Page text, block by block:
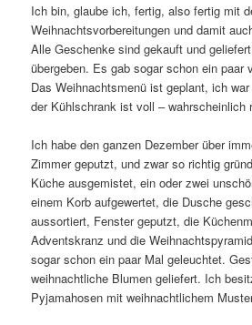
Ich bin, glaube ich, fertig, also fertig mit
Weihnachtsvorbereitungen und damit
Alle Geschenke sind gekauft und
übergeben. Es gab sogar schon ein paar
Das Weihnachtsmenü ist geplant, ich
der Kühlschrank ist voll – wahrscheinlich
Ich habe den ganzen Dezember über
Zimmer geputzt, und zwar so richtig
Küche ausgemistet, ein oder zwei
einem Korb aufgewertet, die Dusche
aussortiert, Fenster geputzt, die
Adventskranz und die
sogar schon ein paar Mal geleuchtet.
weihnachtliche Blumen geliefert. Ich
Pyjamahosen mit weihnachtlichem